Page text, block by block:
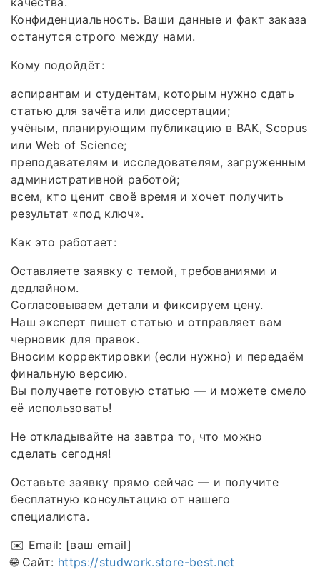
Конфиденциальность. Ваши данные и факт заказа
останутся строго между нами.
Кому подойдёт:
аспирантам и студентам, которым нужно сдать
статью для зачёта или диссертации;
учёным, планирующим публикацию в ВАК, Scopus
или Web of Science;
преподавателям и исследователям, загруженным
административной работой;
всем, кто ценит своё время и хочет получить
результат «под ключ».
Как это работает:
Оставляете заявку с темой, требованиями и
дедлайном.
Согласовываем детали и фиксируем цену.
Наш эксперт пишет статью и отправляет вам
черновик для правок.
Вносим корректировки (если нужно) и передаём
финальную версию.
Вы получаете готовую статью — и можете смело
её использовать!
Не откладывайте на завтра то, что можно
сделать сегодня!
Оставьте заявку прямо сейчас — и получите
бесплатную консультацию от нашего
специалиста.
✉️ Email: [ваш email]
🌐 Сайт: https://studwork.store-best.net